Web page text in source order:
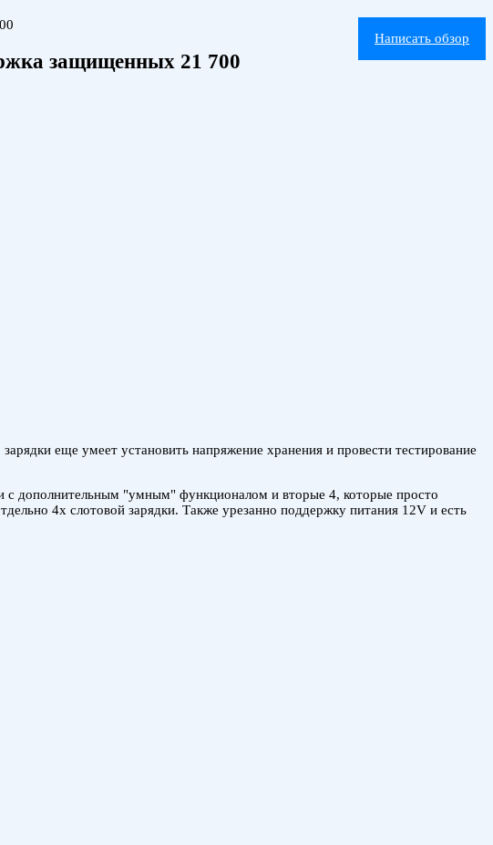
Написать обзор
защищенных 21 700
еще умеет установить напряжение хранения и провести тестирование
с дополнительным "умным" функционалом и вторые 4, которые просто
4х слотовой зарядки. Также урезанно поддержку питания 12V и есть